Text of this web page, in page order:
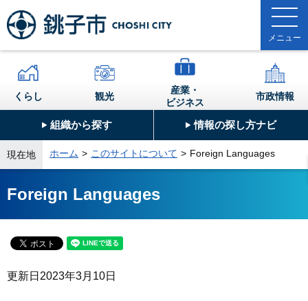
組織から探す 情報の探し方ナビ
くらし 観光
産業・
ビジネス
市政情報
現在地 ホーム このサイトについて Foreign Languages
Foreign Languages
更新日 2023年3月10日